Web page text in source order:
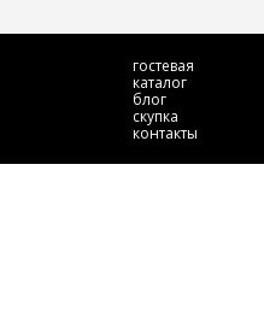
гостевая
каталог
блог
скупка
контакты